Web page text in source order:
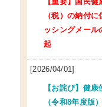
（税）の納付に
ッシングメール
起
[2026/04/01]
【お詫び】健康
（令和8年度版